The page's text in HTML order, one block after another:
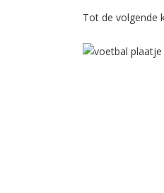
Tot de volgende